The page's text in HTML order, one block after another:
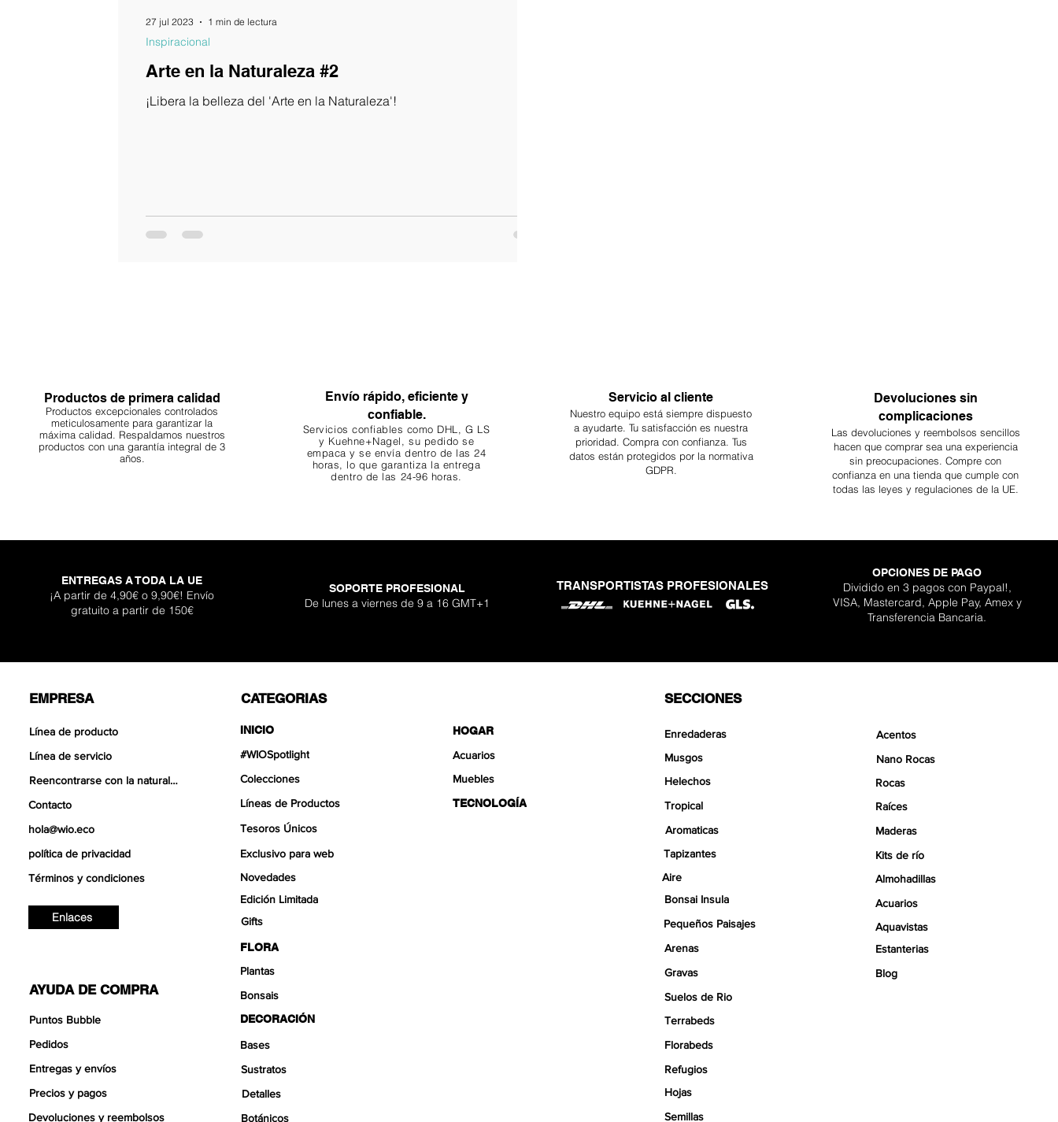
Arte en la Naturaleza #2
¡Libera la belleza del 'Arte en la Naturaleza'!
Inspiracional
27 jul 2023 1 min de lectura
Productos de primera calidad
Productos excepcionales controlados
meticulosamente para garantizar la
máxima calidad. Respaldamos nuestros
productos con una garantía integral de 3
años.
Envío rápido, eficiente y
confiable.
Servicios confiables como DHL, G LS
y Kuehne+Nagel, su pedido se
empaca y se envía dentro de las 24
horas, lo que garantiza la entrega
dentro de las 24-96 horas.
Servicio al cliente
Nuestro equipo está siempre dispuesto
a ayudarte. Tu satisfacción es nuestra
prioridad. Compra con confianza. Tus
datos están protegidos por la normativa
GDPR.
Devoluciones sin
complicaciones
Las devoluciones y reembolsos sencillos
hacen que comprar sea una experiencia
sin preocupaciones. Compre con
confianza en una tienda que cumple con
todas las leyes y regulaciones de la UE.
ENTREGAS A TODA LA UE
¡A partir de 4,90€ o 9,90€! Envío
gratuito a partir de 150€
SOPORTE PROFESIONAL
De lunes a viernes de 9 a 16 GMT+1
TRANSPORTISTAS PROFESIONALES
OPCIONES DE PAGO
Dividido en 3 pagos con Paypal!,
VISA, Mastercard, Apple Pay, Amex y
Transferencia Bancaria.
EMPRESA
Línea de producto
Línea de servicio
Reencontrarse con la naturaleza
Contacto
hola@wio.eco
política de privacidad
Términos y condiciones
Enlaces
AYUDA DE COMPRA
Puntos Bubble
Pedidos
Entregas y envíos
Precios y pagos
Devoluciones y reembolsos
CATEGORIAS
INICIO
#WIOSpotlight
Colecciones
Líneas de Productos
Tesoros Únicos
Exclusivo para web
Novedades
Edición Limitada
Gifts
FLORA
Plantas
Bonsais
DECORACIÓN
Bases
Sustratos
Detalles
Botánicos
HOGAR
Acuarios
Muebles
TECNOLOGÍA
SECCIONES
Enredaderas
Musgos
Helechos
Tropical
Aromaticas
Tapizantes
Aire
Bonsai Insula
Pequeños Paisajes
Arenas
Gravas
Suelos de Rio
Terrabeds
Florabeds
Refugios
Hojas
Semillas
Acentos
Nano Rocas
Rocas
Raíces
Maderas
Kits de río
Almohadillas
Acuarios
Aquavistas
Estanterias
Blog